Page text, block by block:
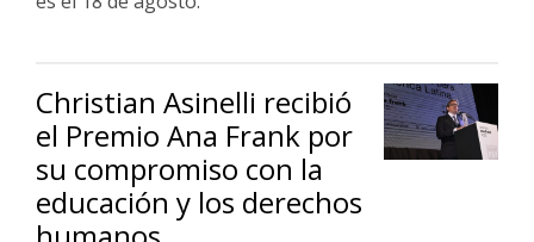
Christian Asinelli recibió
el Premio Ana Frank por
su compromiso con la
educación y los derechos